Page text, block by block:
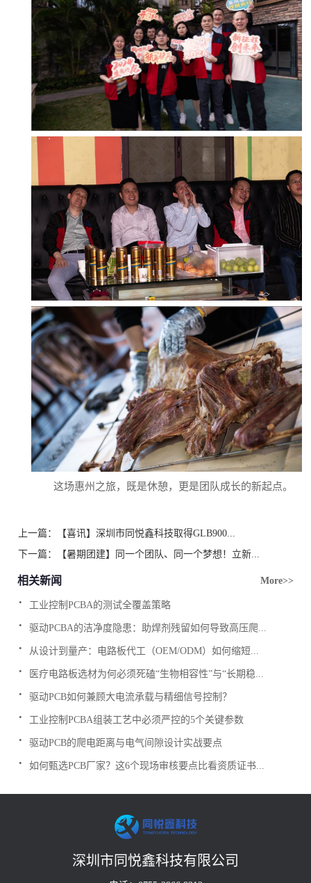
这场惠州之旅，既是休憩，更是团队成长的新起点。
上一篇：
【喜讯】深圳市同悦鑫科技取得GLB900...
下一篇：
【暑期团建】同一个团队、同一个梦想！立新...
相关新闻 More>>
工业控制PCBA的测试全覆盖策略
.
驱动PCBA的洁净度隐患：助焊剂残留如何导致高压爬...
.
从设计到量产：电路板代工（OEM/ODM）如何缩短...
.
医疗电路板选材为何必须死磕“生物相容性”与“长期稳...
.
驱动PCB如何兼顾大电流承载与精细信号控制？
.
工业控制PCBA组装工艺中必须严控的5个关键参数
.
驱动PCB的爬电距离与电气间隙设计实战要点
.
如何甄选PCB厂家？这6个现场审核要点比看资质证书...
.
深圳市同悦鑫科技有限公司